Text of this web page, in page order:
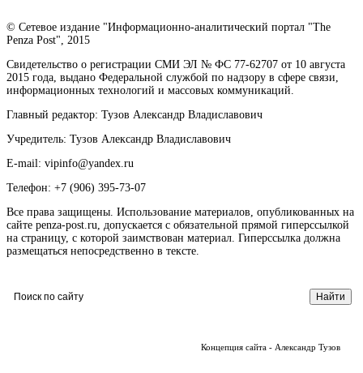
© Сетевое издание "Информационно-аналитический портал "The
Penza Post", 2015
Свидетельство о регистрации СМИ ЭЛ № ФС 77-62707 от 10 августа
2015 года, выдано Федеральной службой по надзору в сфере связи,
информационных технологий и массовых коммуникаций.
Главный редактор: Тузов Александр Владиславович
Учредитель: Тузов Александр Владиславович
E-mail: vipinfo@yandex.ru
Телефон: +7 (906) 395-73-07
Все права защищены. Использование материалов, опубликованных на
сайте penza-post.ru, допускается с обязательной прямой гиперссылкой
на страницу, с которой заимствован материал. Гиперссылка должна
размещаться непосредственно в тексте.
Концепция сайта - Александр Тузов